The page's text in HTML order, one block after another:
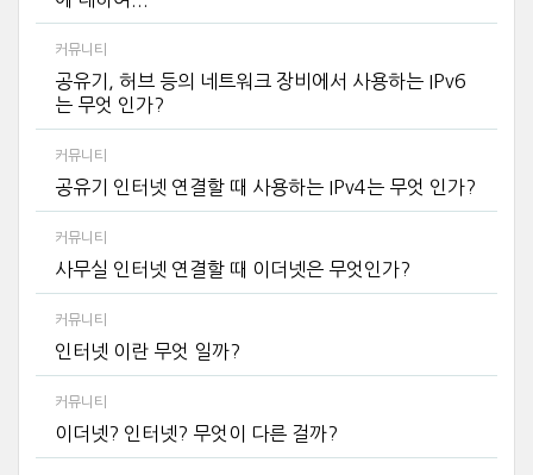
커뮤니티
공유기, 허브 등의 네트워크 장비에서 사용하는 IPv6
는 무엇 인가?
커뮤니티
공유기 인터넷 연결할 때 사용하는 IPv4는 무엇 인가?
커뮤니티
사무실 인터넷 연결할 때 이더넷은 무엇인가?
커뮤니티
인터넷 이란 무엇 일까?
커뮤니티
이더넷? 인터넷? 무엇이 다른 걸까?